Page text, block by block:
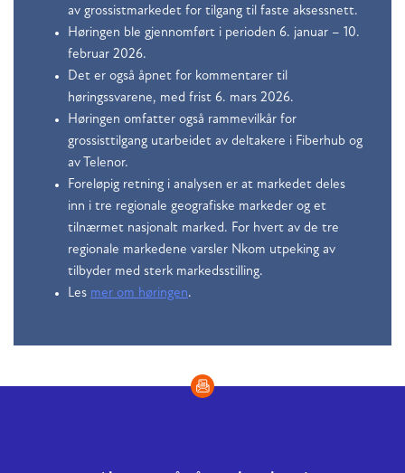
av grossistmarkedet for tilgang til faste aksessnett.
Høringen ble gjennomført i perioden 6. januar – 10.
februar 2026.
Det er også åpnet for kommentarer til
høringssvarene, med frist 6. mars 2026.
Høringen omfatter også rammevilkår for
grossisttilgang utarbeidet av deltakere i Fiberhub og
av Telenor.
Foreløpig retning i analysen er at markedet deles
inn i tre regionale geografiske markeder og et
tilnærmet nasjonalt marked. For hvert av de tre
regionale markedene varsler Nkom utpeking av
tilbyder med sterk markedsstilling.
Les mer om høringen.